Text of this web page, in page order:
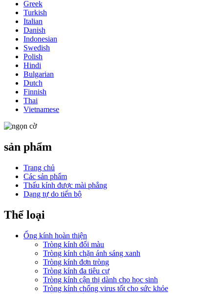
Greek
Turkish
Italian
Danish
Indonesian
Swedish
Polish
Hindi
Bulgarian
Dutch
Finnish
Thai
Vietnamese
sản phẩm
Trang chủ
Các sản phẩm
Thấu kính được mài phẳng
Dạng tự do tiến bộ
Thể loại
Ống kính hoàn thiện
Tròng kính đổi màu
Tròng kính chặn ánh sáng xanh
Tròng kính đơn tròng
Tròng kính đa tiêu cự
Tròng kính cận thị dành cho học sinh
Tròng kính chống virus tốt cho sức khỏe